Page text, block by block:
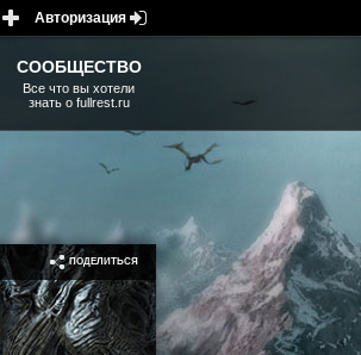
ПОДЕЛИТЬСЯ
СООБЩЕСТВО
Все что вы хотели
знать о fullrest.ru
Авторизация